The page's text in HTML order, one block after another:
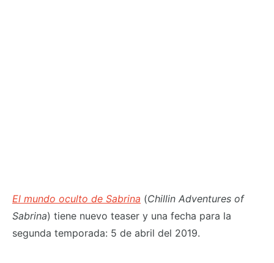
El mundo oculto de Sabrina (Chillin Adventures of
Sabrina) tiene nuevo teaser y una fecha para la
segunda temporada: 5 de abril del 2019.